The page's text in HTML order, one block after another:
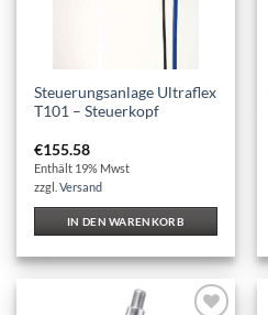
Steuerungsanlage Ultraflex
T101 – Steuerkopf
€155.58
Enthält 19% Mwst
zzgl.Versand
IN DEN WARENKORB